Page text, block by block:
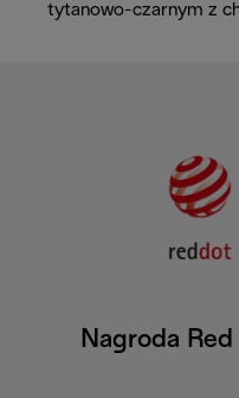
tytanowo-czarnym z
Nagroda